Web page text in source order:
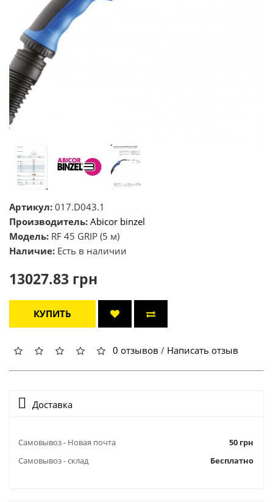
Артикул: 017.D043.1
Производитель: Abicor binzel
Модель: RF 45 GRIP (5 м)
Наличие: Есть в наличии
13027.83 грн
КУПИТЬ
0 отзывов / Написать отзыв
Доставка
Самовывоз - Новая почта
50 грн
Самовывоз - склад
Бесплатно